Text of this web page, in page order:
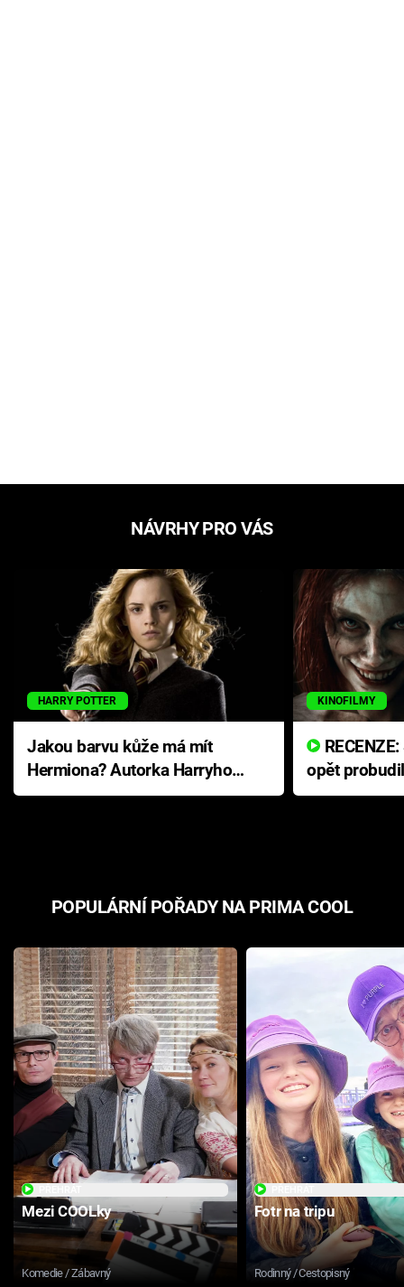
NÁVRHY PRO VÁS
HARRY POTTER
Jakou barvu kůže má mít
Hermiona? Autorka Harryho
Pottera přišla s ráznou
KINOFILMY
opět
přichází s
POPULÁRNÍ POŘADY NA PRIMA COOL
Mezi COOLky
Komedie / Zábavný
Fotr na tripu
Rodinný / Cestopisný